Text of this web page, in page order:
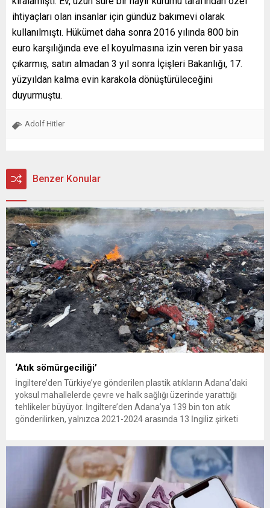
ihtiyaçları olan insanlar için gündüz bakımevi olarak
kullanılmıştı. Hükümet daha sonra 2016 yılında 800 bin
euro karşılığında eve el koyulmasına izin veren bir yasa
çıkarmış, satın almadan 3 yıl sonra İçişleri Bakanlığı, 17.
yüzyıldan kalma evin karakola dönüştürüleceğini
duyurmuştu.
Adolf Hitler
Benzer Konular
‘Atık sömürgeciliği’
İngiltere’den Türkiye’ye gönderilen plastik atıkların Adana’daki
yoksul mahallelerde çevre ve halk sağlığı üzerinde yarattığı
tehlikeler büyüyor. İngiltere’den Adana’ya 139 bin ton atık
gönderilirken, yalnızca 2021-2024 arasında 13 İngiliz şirketi
edilirken çiftçiler hava, su...